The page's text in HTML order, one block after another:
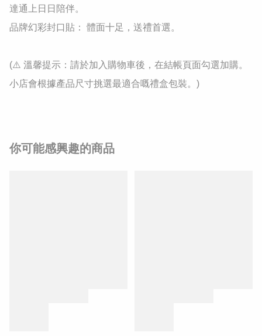
達通上日日陪伴。
​品牌幻彩封口貼： 體面十足，送禮首選。
​(⚠️ 溫馨提示：請於加入購物車後，在結帳頁面勾選加購。
小店會根據產品尺寸挑選最適合嘅禮盒包裝。)
你可能感興趣的商品